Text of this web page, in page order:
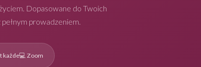
Dopasowane do Twoich
prowadzeniem.
każde💻 Zoom